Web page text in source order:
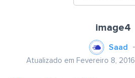
image4
Saad
Atualizado em Fevereiro 8, 2016